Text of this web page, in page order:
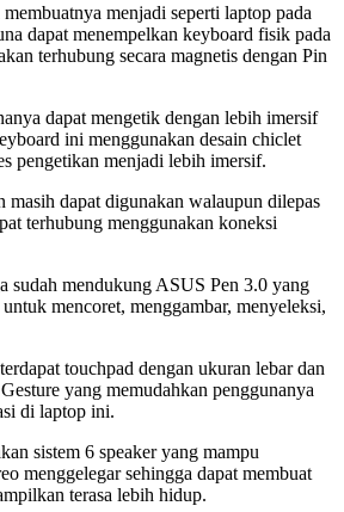
menjadi seperti laptop pada
dapat menempelkan keyboard fisik pada
terhubung secara magnetis dengan Pin
dapat mengetik dengan lebih imersif
ini menggunakan desain chiclet
pengetikan menjadi lebih imersif.
masih dapat digunakan walaupun dilepas
terhubung menggunakan koneksi
sudah mendukung ASUS Pen 3.0 yang
mencoret, menggambar, menyeleksi,
touchpad dengan ukuran lebar dan
yang memudahkan penggunanya
di laptop ini.
sistem 6 speaker yang mampu
menggelegar sehingga dapat membuat
terasa lebih hidup.